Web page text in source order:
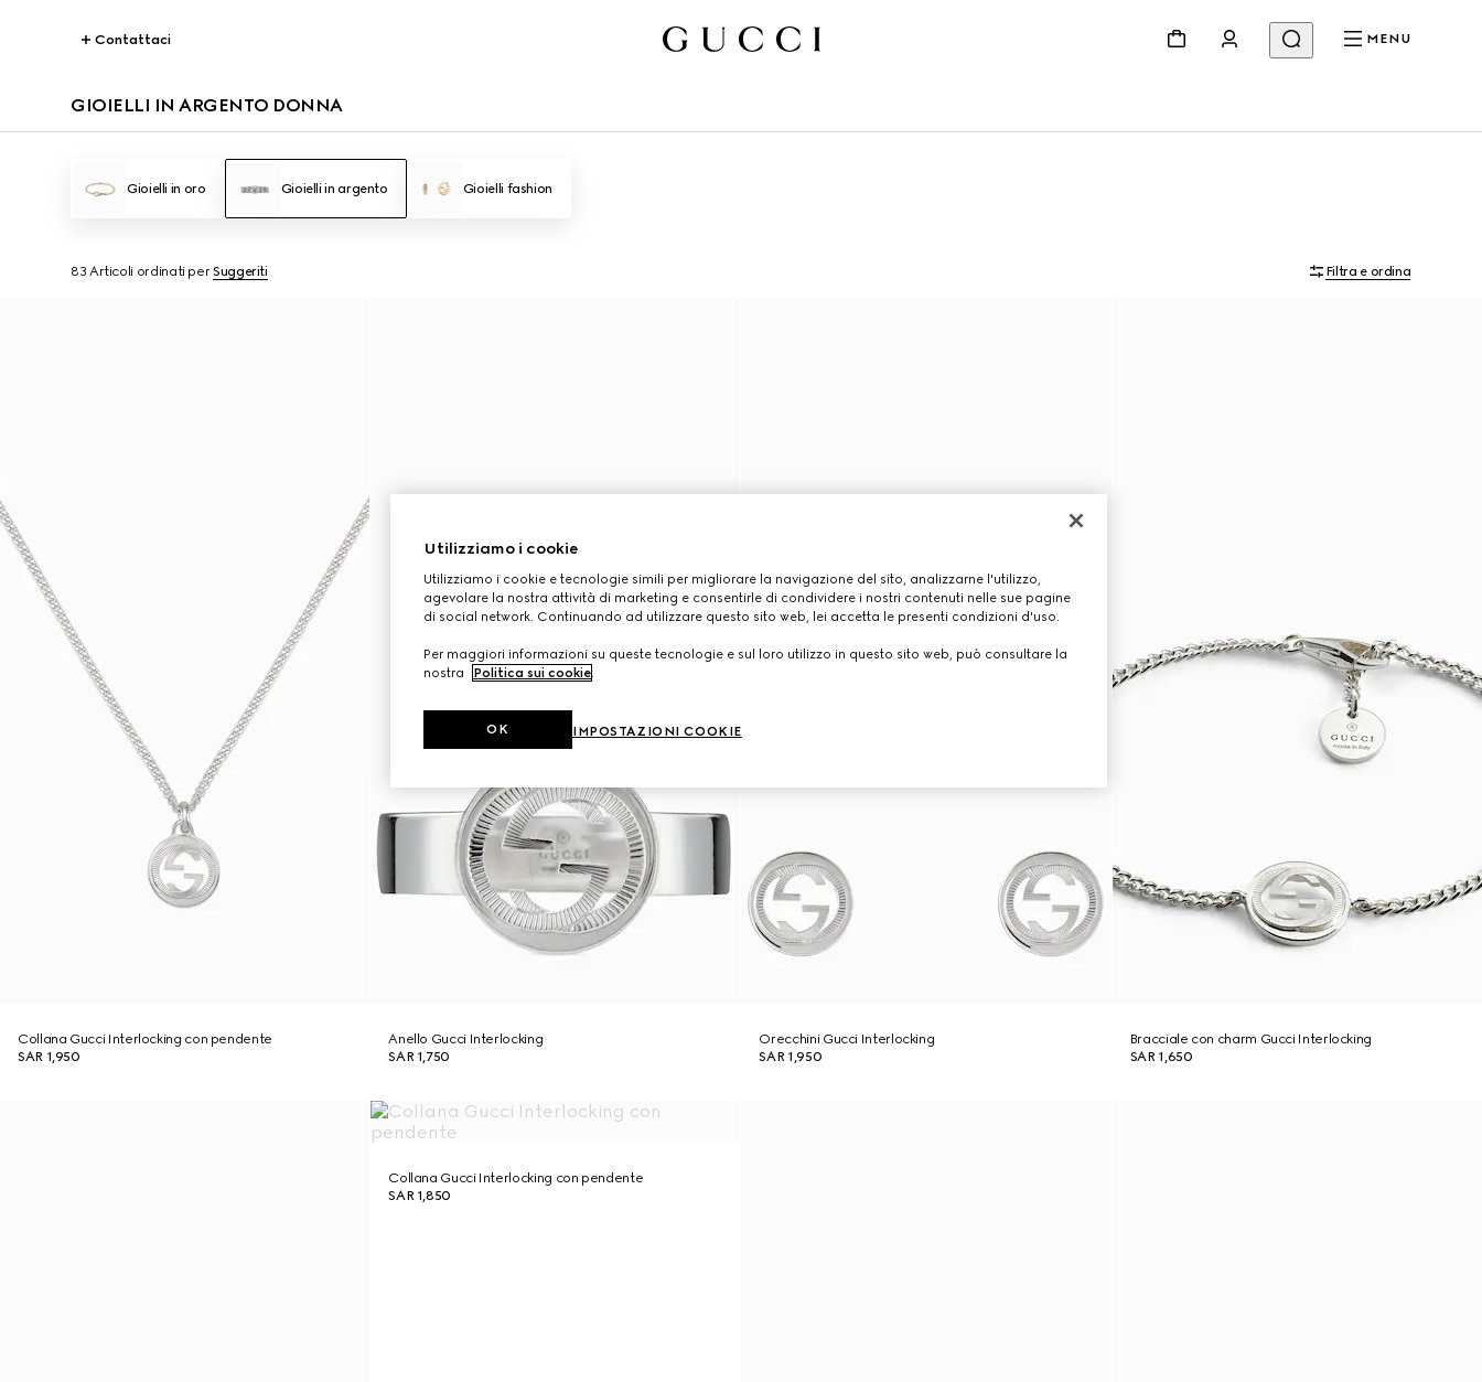
Contattaci MENU
GIOIELLI IN ARGENTO DONNA
Gioielli in oro Gioielli in argento Gioielli fashion
83 Articoli ordinati perSuggeriti Filtra e ordina
Collana Gucci Interlocking con pendente
SAR 1,950
Anello Gucci Interlocking
SAR 1,750
Orecchini Gucci Interlocking
SAR 1,950
Bracciale con charm Gucci Interlocking
SAR 1,650
Collana Gucci Interlocking con pendente
SAR 1,850
Utilizziamo i cookie
Utilizziamo i cookie e tecnologie simili per migliorare la navigazione del sito, analizzarne l'utilizzo,
agevolare la nostra attività di marketing e consentirle di condividere i nostri contenuti nelle sue pagine
di social network. Continuando ad utilizzare questo sito web, lei accetta le presenti condizioni d'uso.
Per maggiori informazioni su queste tecnologie e sul loro utilizzo in questo sito web, può consultare la
nostra
Politica sui cookie.
IMPOSTAZIONI COOKIE
OK